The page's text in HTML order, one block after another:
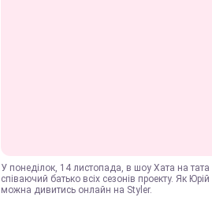
У понеділок, 14 листопада, в шоу Хата на
співаючий батько всіх сезонів проекту. Як
можна дивитись онлайн на Styler.